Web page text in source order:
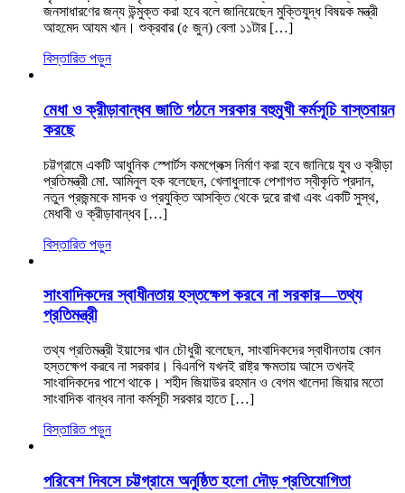
জনসাধারণের জন্য উন্মুক্ত করা হবে বলে জানিয়েছেন মুক্তিযুদ্ধ বিষয়ক মন্ত্রী
আহমেদ আযম খান। শুক্রবার (৫ জুন) বেলা ১১টার […]
বিস্তারিত পড়ুন
মেধা ও ক্রীড়াবান্ধব জাতি গঠনে সরকার বহুমুখী কর্মসূচি বাস্তবায়ন
করছে
চট্টগ্রামে একটি আধুনিক স্পোর্টস কমপ্লেক্স নির্মাণ করা হবে জানিয়ে যুব ও ক্রীড়া
প্রতিমন্ত্রী মো. আমিনুল হক বলেছেন, খেলাধুলাকে পেশাগত স্বীকৃতি প্রদান,
নতুন প্রজন্মকে মাদক ও প্রযুক্তি আসক্তি থেকে দুরে রাখা এবং একটি সুস্থ,
মেধাবী ও ক্রীড়াবান্ধব […]
বিস্তারিত পড়ুন
সাংবাদিকদের স্বাধীনতায় হস্তক্ষেপ করবে না সরকার—তথ্য
প্রতিমন্ত্রী
তথ্য প্রতিমন্ত্রী ইয়াসের খান চৌধুরী বলেছেন, সাংবাদিকদের স্বাধীনতায় কোন
হস্তক্ষেপ করবে না সরকার। বিএনপি যখনই রাষ্ট্র ক্ষমতায় আসে তখনই
সাংবাদিকদের পাশে থাকে। শহীদ জিয়াউর রহমান ও বেগম খালেদা জিয়ার মতো
সাংবাদিক বান্ধব নানা কর্মসূচী সরকার হাতে […]
বিস্তারিত পড়ুন
পরিবেশ দিবসে চট্টগ্রামে অনুষ্ঠিত হলো দৌড় প্রতিযোগিতা